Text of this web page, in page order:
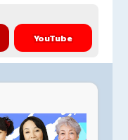
YouTube